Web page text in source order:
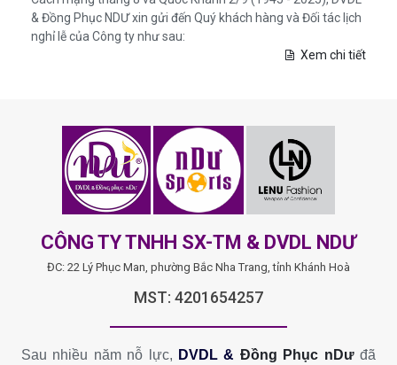
& Đồng Phục NDƯ xin gửi đến Quý khách hàng và Đối tác lịch
nghỉ lễ của Công ty như sau:
Xem chi tiết
CÔNG TY TNHH SX-TM & DVDL NDƯ
ĐC: 22 Lý Phục Man, phường Bắc Nha Trang, tỉnh Khánh Hoà
MST: 4201654257
Sau nhiều năm nỗ lực, DVDL & Đồng Phục nDưđã